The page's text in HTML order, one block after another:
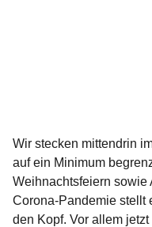
Wir stecken mittendrin
auf ein Minimum
Weihnachtsfeiern sowie
Corona-Pandemie stellt
den Kopf. Vor allem